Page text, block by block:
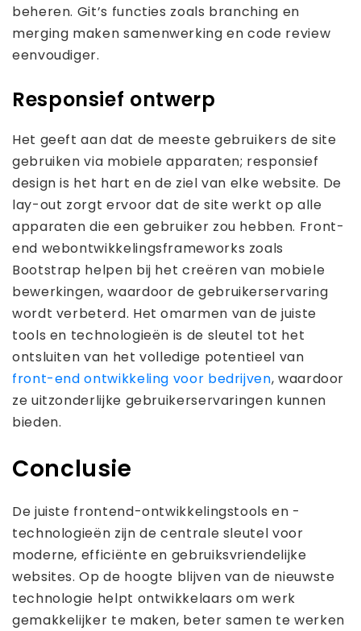
beheren. Git’s functies zoals branching en
merging maken samenwerking en code review
eenvoudiger.
Responsief ontwerp
Het geeft aan dat de meeste gebruikers de site
gebruiken via mobiele apparaten; responsief
design is het hart en de ziel van elke website. De
lay-out zorgt ervoor dat de site werkt op alle
apparaten die een gebruiker zou hebben. Front-
end webontwikkelingsframeworks zoals
Bootstrap helpen bij het creëren van mobiele
bewerkingen, waardoor de gebruikerservaring
wordt verbeterd. Het omarmen van de juiste
tools en technologieën is de sleutel tot het
ontsluiten van het volledige potentieel van
front-end ontwikkeling voor bedrijven, waardoor
ze uitzonderlijke gebruikerservaringen kunnen
bieden.
Conclusie
De juiste frontend-ontwikkelingstools en -
technologieën zijn de centrale sleutel voor
moderne, efficiënte en gebruiksvriendelijke
websites. Op de hoogte blijven van de nieuwste
technologie helpt ontwikkelaars om werk
gemakkelijker te maken, beter samen te werken